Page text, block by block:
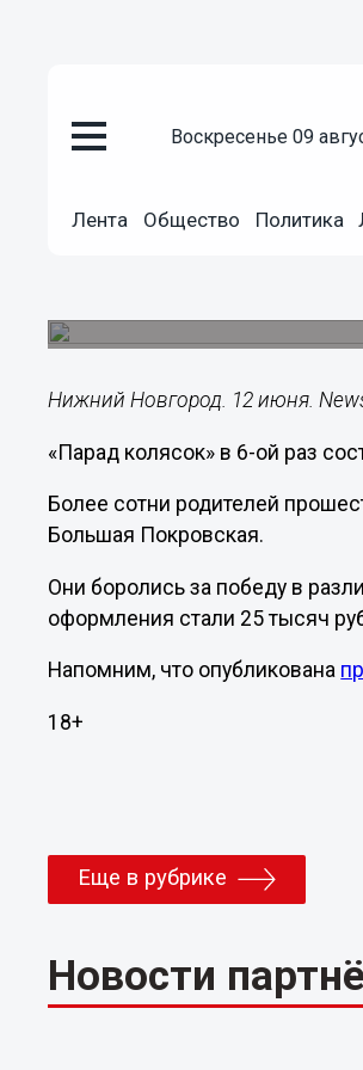
воскресенье 09
Лента Общество Политика
12.06.201715:18
Нижний Новгород. 12 июня.
«Парад колясок» в 6-ой раз
Более сотни родителей
Большая Покровская.
Они боролись за победу в
оформления стали 25 тысяч
Напомним, что опубликована
18+
Еще в рубрике
Новости